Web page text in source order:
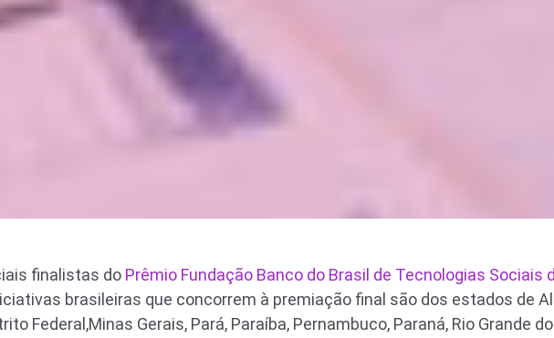
finalistas do Prêmio Fundação Banco do Brasil de Tecnologias Sociais
brasileiras que concorrem à premiação final são dos estados de
Federal,Minas Gerais, Pará, Paraíba, Pernambuco, Paraná, Rio Grande